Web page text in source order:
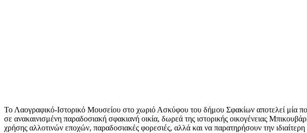
Το Λαογραφικό-Ιστορικό Μουσείου στο χωριό Ασκύφου του δήμου Σφακίων αποτελεί μία
σε ανακαινισμένη παραδοσιακή σφακιανή οικία, δωρεά της ιστορικής οικογένειας
χρήσης αλλοτινών εποχών, παραδοσιακές φορεσιές, αλλά και να παρατηρήσουν την